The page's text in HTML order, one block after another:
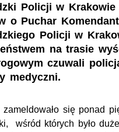
Policji w
o Puchar
Policji w
na trasie
czuwali
medyczni.
zameldowało się ponad
wśród których było